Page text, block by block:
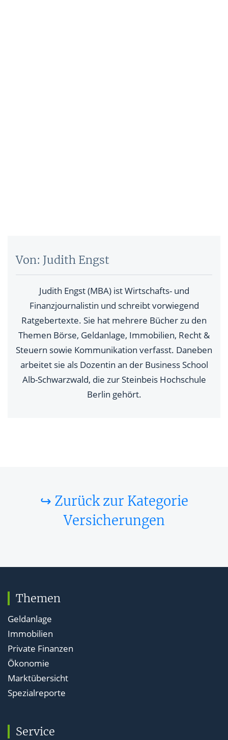
Von: Judith Engst
Judith Engst (MBA) ist Wirtschafts- und
Finanzjournalistin und schreibt vorwiegend
Ratgebertexte. Sie hat mehrere Bücher zu den
Themen Börse, Geldanlage, Immobilien, Recht &
Steuern sowie Kommunikation verfasst. Daneben
arbeitet sie als Dozentin an der Business School
Alb-Schwarzwald, die zur Steinbeis Hochschule
Berlin gehört.
↪ Zurück zur Kategorie
Versicherungen
Themen
Geldanlage
Immobilien
Private Finanzen
Ökonomie
Marktübersicht
Spezialreporte
Service